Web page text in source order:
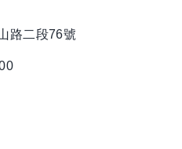
路二段76號